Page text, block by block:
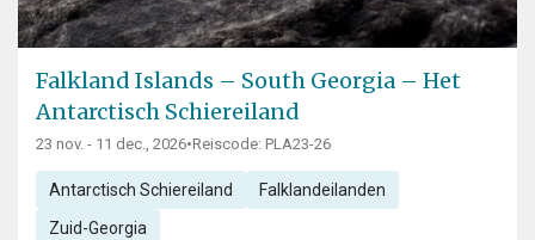
Falkland Islands – South Georgia – Het
Antarctisch Schiereiland
23 nov. - 11 dec., 2026•Reiscode: PLA23-26
Antarctisch Schiereiland Falklandeilanden
Zuid-Georgia